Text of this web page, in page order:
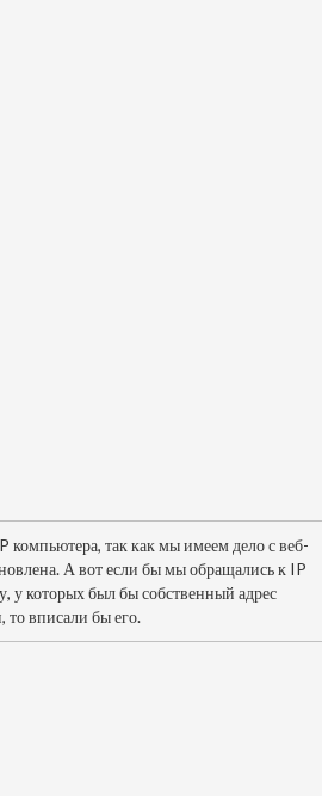
компьютера, так как мы имеем дело с веб-
А вот если бы мы обращались к IP
, у которых был бы собственный адрес
то вписали бы его.